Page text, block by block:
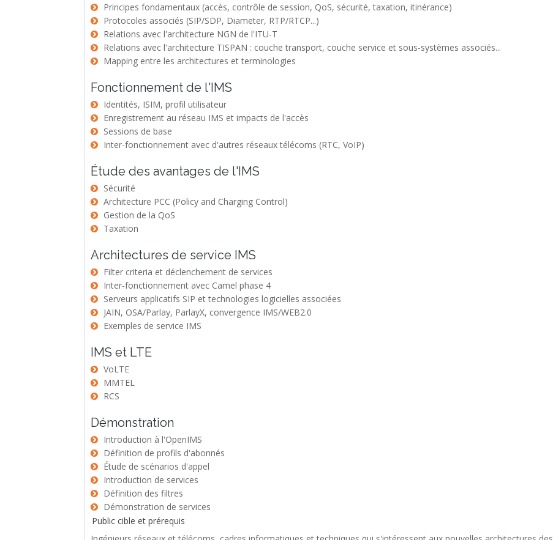
Principes fondamentaux (accès, contrôle de session, QoS, sécurité, taxation, itinérance)
Protocoles associés (SIP/SDP, Diameter, RTP/RTCP...)
Relations avec l'architecture NGN de l'ITU-T
Relations avec l'architecture TISPAN : couche transport, couche service et sous-systèmes associés...
Mapping entre les architectures et terminologies
Fonctionnement de l'IMS
Identités, ISIM, profil utilisateur
Enregistrement au réseau IMS et impacts de l'accès
Sessions de base
Inter-fonctionnement avec d'autres réseaux télécoms (RTC, VoIP)
Étude des avantages de l'IMS
Sécurité
Architecture PCC (Policy and Charging Control)
Gestion de la QoS
Taxation
Architectures de service IMS
Filter criteria et déclenchement de services
Inter-fonctionnement avec Camel phase 4
Serveurs applicatifs SIP et technologies logicielles associées
JAIN, OSA/Parlay, ParlayX, convergence IMS/WEB2.0
Exemples de service IMS
IMS et LTE
VoLTE
MMTEL
RCS
Démonstration
Introduction à l'OpenIMS
Définition de profils d'abonnés
Étude de scénarios d'appel
Introduction de services
Définition des filtres
Démonstration de services
Public cible et prérequis